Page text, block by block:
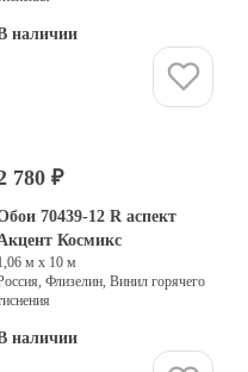
наличии
780 ₽
70439-12 R аспект
Космикс
м х 10 м
Флизелин, Винил горячего
наличии